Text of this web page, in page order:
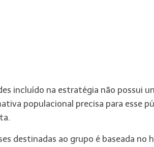
incluído na estratégia não possui
populacional precisa para esse
destinadas ao grupo é baseada no